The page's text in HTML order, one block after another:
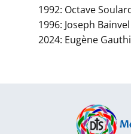
1992: Octave
1996: Joseph
2024: Eugène